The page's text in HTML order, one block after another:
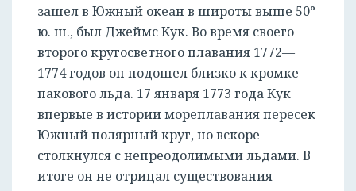
зашел в Южный океан в широты выше 50°
ю. ш., был Джеймс Кук. Во время своего
второго кругосветного плавания 1772—
1774 годов он подошел близко к кромке
пакового льда. 17 января 1773 года Кук
впервые в истории мореплавания пересек
Южный полярный круг, но вскоре
столкнулся с непреодолимыми льдами. В
итоге он не отрицал существования